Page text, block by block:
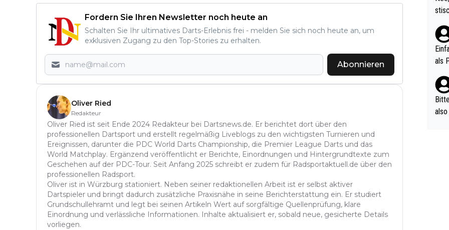
Fordern Sie Ihren Newsletter noch heute an
Schalten Sie Ihr ultimatives Darts-Erlebnis frei - melden Sie sich noch heute an, um
exklusiven Zugang zu den Top-Stories zu erhalten.
Abonnieren
Oliver Ried
Redakteur
Oliver Ried ist seit Ende 2024 Redakteur bei Dartsnews.de. Er berichtet dort über den
professionellen Dartsport und erstellt regelmäßig Liveblogs zu den wichtigsten Turnieren und
Ereignissen, darunter die PDC World Darts Championship, die Premier League Darts und das
World Matchplay. Ergänzend veröffentlicht er Berichte, Einordnungen und Hintergrundtexte zum
Geschehen auf der PDC-Tour. Seit Anfang 2025 schreibt er zudem für Radsportaktuell.de über den
professionellen Radsport.
Oliver ist in Würzburg stationiert. Neben seiner redaktionellen Arbeit ist er selbst aktiver
Dartspieler und bringt dadurch zusätzliche Praxisnähe in seine Berichterstattung ein. Er studiert
Grundschullehramt und legt bei seinen Artikeln Wert auf sorgfältige Quellenprüfung, klare
Einordnung und verlässliche Informationen. Inhalte aktualisiert er, sobald neue, gesicherte Details
vorliegen.
(in
als
nes
ttler
vV
als